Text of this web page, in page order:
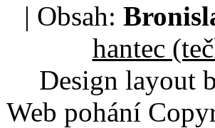
| Obsah:
hantec
Design layout
Web pohání